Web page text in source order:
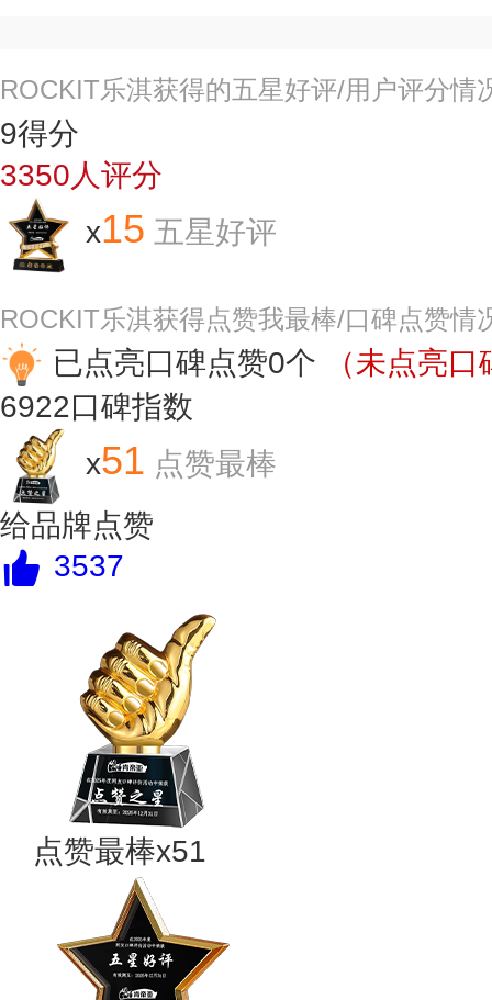
ROCKIT乐淇获得的五星好评/用户评分情
9得分
3350人评分
x15 五星好评
ROCKIT乐淇获得点赞我最棒/口碑点赞情
已点亮口碑点赞0个
（未点亮
6922口碑指数
x51 点赞最棒
给品牌点赞
3537
点赞最棒x51